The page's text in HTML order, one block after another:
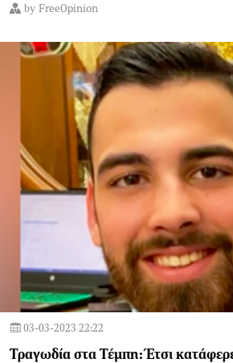
by FreeOpinion
03-03-2023 22:22
Τραγωδία στα Τέμπη: Έτσι